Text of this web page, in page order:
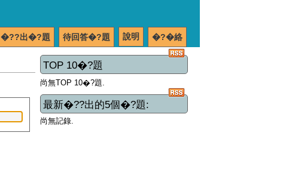
�?�絡
說明
待回答�?題
�??出�?題
TOP 10�?題
尚無TOP 10�?題.
最新�??出的5個�?題:
尚無記錄.